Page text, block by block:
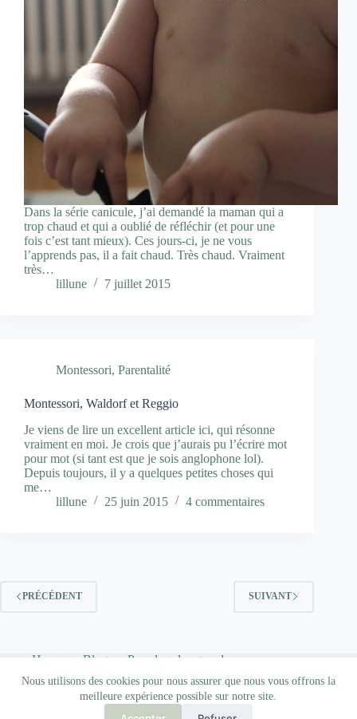
Nous utilisons des cookies pour nous assurer que nous vous offrons la
meilleure expérience possible sur notre site.
Dans la série canicule, j’ai demandé la maman qui a
trop chaud et qui a oublié de réfléchir (et pour une
fois c’est tant mieux). Ces jours-ci, je ne vous
l’apprends pas, il a fait chaud. Très chaud. Vraiment
très…
lillune
7 juillet 2015
Montessori, Parentalité
Montessori, Waldorf et Reggio
Je viens de lire un excellent article ici, qui résonne
vraiment en moi. Je crois que j’aurais pu l’écrire mot
pour mot (si tant est que je sois anglophone lol).
Depuis toujours, il y a quelques petites choses qui
me…
lillune
25 juin 2015 4 commentaires
PRÉCÉDENT SUIVANT
Home Blog
Pour les plus grands…
Qui suis-je ?